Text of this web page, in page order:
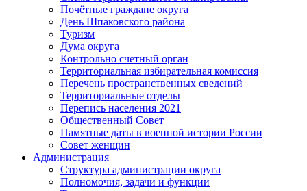
Почётные граждане округа
День Шпаковского района
Туризм
Дума округа
Контрольно счетный орган
Территориальная избирательная комиссия
Перечень пространственных сведений
Территориальные отделы
Перепись населения 2021
Общественный Совет
Памятные даты в военной истории России
Совет женщин
Администрация
Структура администрации округа
Полномочия, задачи и функции